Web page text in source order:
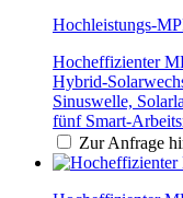
Hochleistungs-
Hocheffizienter
Hybrid-
Sinuswelle,
fünf Smart-
Zur Anfrage